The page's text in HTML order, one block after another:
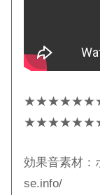
効果音素材
se.info/